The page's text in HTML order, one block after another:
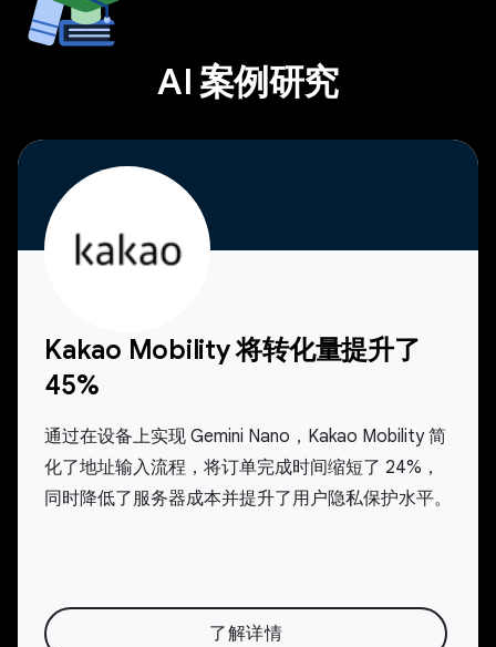
AI 案例研究
Kakao Mobility 将转化量提升了
45%
通过在设备上实现 Gemini Nano，Kakao Mobility 简
化了地址输入流程，将订单完成时间缩短了 24%，
同时降低了服务器成本并提升了用户隐私保护水平。
了解详情